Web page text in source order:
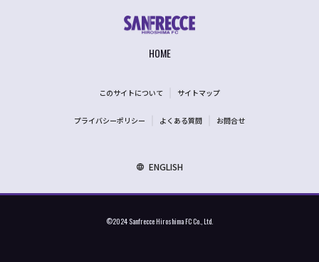
HOME
このサイトについて サイトマップ
プライバシーポリシー よくある質問 お問合せ
ENGLISH
©2024 Sanfrecce Hiroshima FC Co., Ltd.